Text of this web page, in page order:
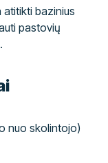
atitikti bazinius
pastovių
nuo skolintojo)